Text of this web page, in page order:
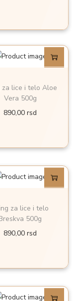
za lice i telo Aloe
Vera 500g
890,00rsd
za lice i telo
500g
890,00rsd